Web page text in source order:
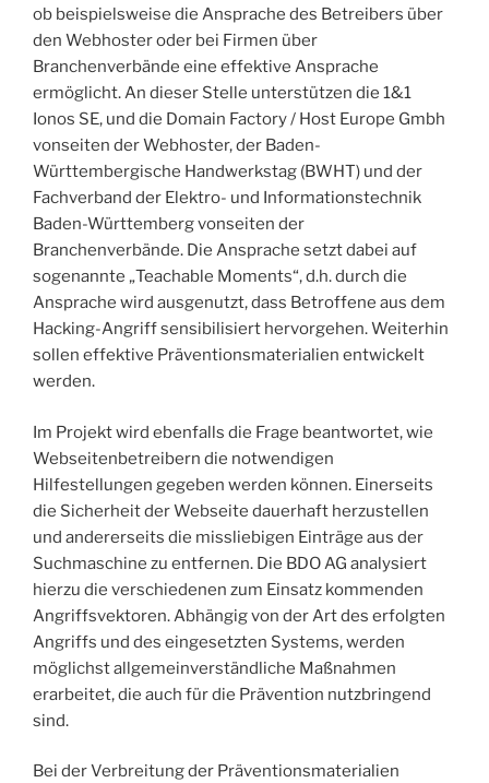
ob beispielsweise die Ansprache des Betreibers über
den Webhoster oder bei Firmen über
Branchenverbände eine effektive Ansprache
ermöglicht. An dieser Stelle unterstützen die 1&1
Ionos SE, und die Domain Factory / Host Europe Gmbh
vonseiten der Webhoster, der Baden-
Württembergische Handwerkstag (BWHT) und der
Fachverband der Elektro- und Informationstechnik
Baden-Württemberg vonseiten der
Branchenverbände. Die Ansprache setzt dabei auf
sogenannte „Teachable Moments“, d.h. durch die
Ansprache wird ausgenutzt, dass Betroffene aus dem
Hacking-Angriff sensibilisiert hervorgehen. Weiterhin
sollen effektive Präventionsmaterialien entwickelt
werden.
Im Projekt wird ebenfalls die Frage beantwortet, wie
Webseitenbetreibern die notwendigen
Hilfestellungen gegeben werden können. Einerseits
die Sicherheit der Webseite dauerhaft herzustellen
und andererseits die missliebigen Einträge aus der
Suchmaschine zu entfernen. Die BDO AG analysiert
hierzu die verschiedenen zum Einsatz kommenden
Angriffsvektoren. Abhängig von der Art des erfolgten
Angriffs und des eingesetzten Systems, werden
möglichst allgemeinverständliche Maßnahmen
erarbeitet, die auch für die Prävention nutzbringend
sind.
Bei der Verbreitung der Präventionsmaterialien